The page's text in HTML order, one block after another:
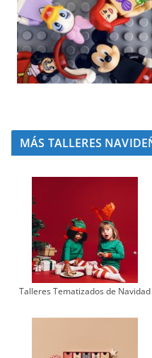
MÁS TALLERES
Talleres Tematizados de Navidad